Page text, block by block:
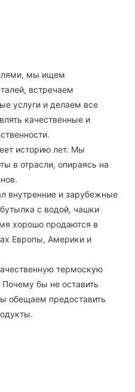
мы ищем
встречаем
услуги и делаем все
качественные и
историю лет. Мы
в отрасли, опираясь на
внутренние и зарубежные
с водой, чашки
хорошо продаются в
Европы, Америки и
термоскую
бы не оставить
обещаем предоставить